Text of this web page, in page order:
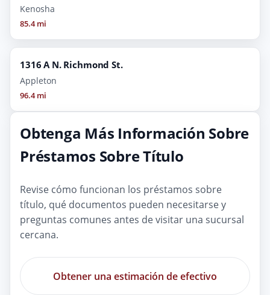
Kenosha
85.4 mi
1316 A N. Richmond St.
Appleton
96.4 mi
Obtenga Más Información Sobre
Préstamos Sobre Título
Revise cómo funcionan los préstamos sobre
título, qué documentos pueden necesitarse y
preguntas comunes antes de visitar una sucursal
cercana.
Obtener una estimación de efectivo